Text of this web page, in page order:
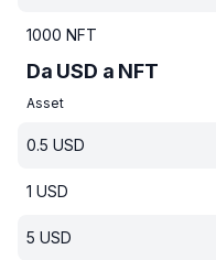
1000 NFT
Da USD a NFT
Asset
0.5 USD
1 USD
5 USD